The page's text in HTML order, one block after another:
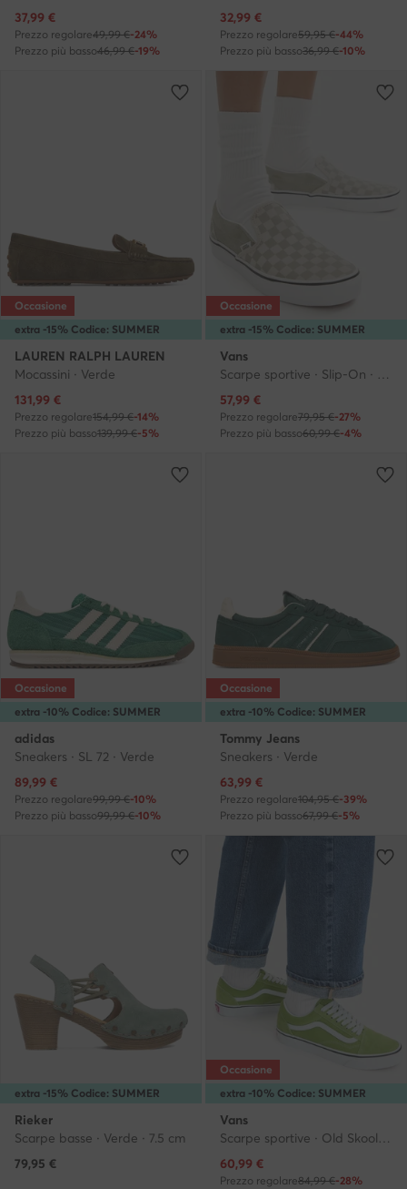
Prezzo attuale
37,99 €
Prezzo regolare49,99 €-24%
Prezzo più basso46,99 €-19%
Prezzo attuale
32,99 €
Prezzo regolare59,95 €-44%
Prezzo più basso36,99 €-10%
extra -15% Codice: SUMMER
Occasione
LAUREN RALPH LAUREN
Mocassini · Verde
Prezzo attuale
131,99 €
Prezzo regolare154,99 €-14%
Prezzo più basso139,99 €-5%
extra -15% Codice: SUMMER
Occasione
Vans
Scarpe sportive · Slip-On · Verde
Prezzo attuale
57,99 €
Prezzo regolare79,95 €-27%
Prezzo più basso60,99 €-4%
extra -10% Codice: SUMMER
Occasione
adidas
Sneakers · SL 72 · Verde
Prezzo attuale
89,99 €
Prezzo regolare99,99 €-10%
Prezzo più basso99,99 €-10%
extra -10% Codice: SUMMER
Occasione
Tommy Jeans
Sneakers · Verde
Prezzo attuale
63,99 €
Prezzo regolare104,95 €-39%
Prezzo più basso67,99 €-5%
extra -15% Codice: SUMMER
Rieker
Scarpe basse · Verde · 7.5 cm
79,95 €
extra -10% Codice: SUMMER
Occasione
Vans
Scarpe sportive · Old Skool · Verde
Prezzo attuale
60,99 €
Prezzo regolare84,99 €-28%